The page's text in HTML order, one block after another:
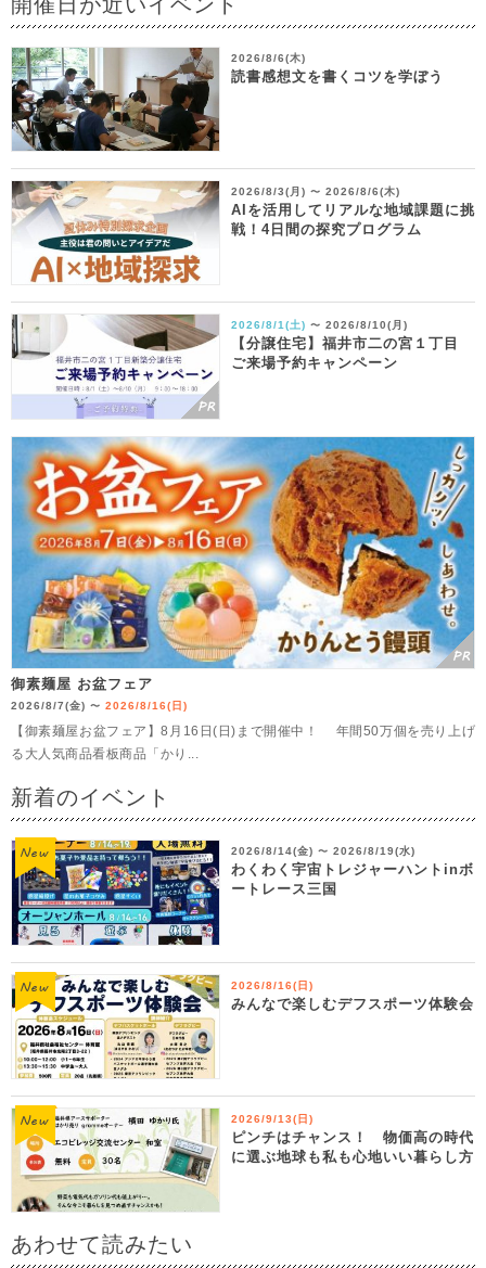
2026/8/6(木)
読書感想文を書くコツを学ぼう
2026/8/3(月) 〜 2026/8/6(木)
AIを活用してリアルな地域課題に挑
戦！4日間の探究プログラム
2026/8/1(土) 〜 2026/8/10(月)
【分譲住宅】福井市二の宮１丁目
ご来場予約キャンペーン
御素麺屋 お盆フェア
2026/8/7(金) 〜 2026/8/16(日)
【御素麺屋お盆フェア】8月16日(日)まで開催中！ 年間50万個を売り上げ
る大人気商品看板商品「かり...
新着のイベント
2026/8/14(金) 〜 2026/8/19(水)
わくわく宇宙トレジャーハントinボ
ートレース三国
2026/8/16(日)
みんなで楽しむデフスポーツ体験会
2026/9/13(日)
ピンチはチャンス！ 物価高の時代
に選ぶ地球も私も心地いい暮らし方
あわせて読みたい